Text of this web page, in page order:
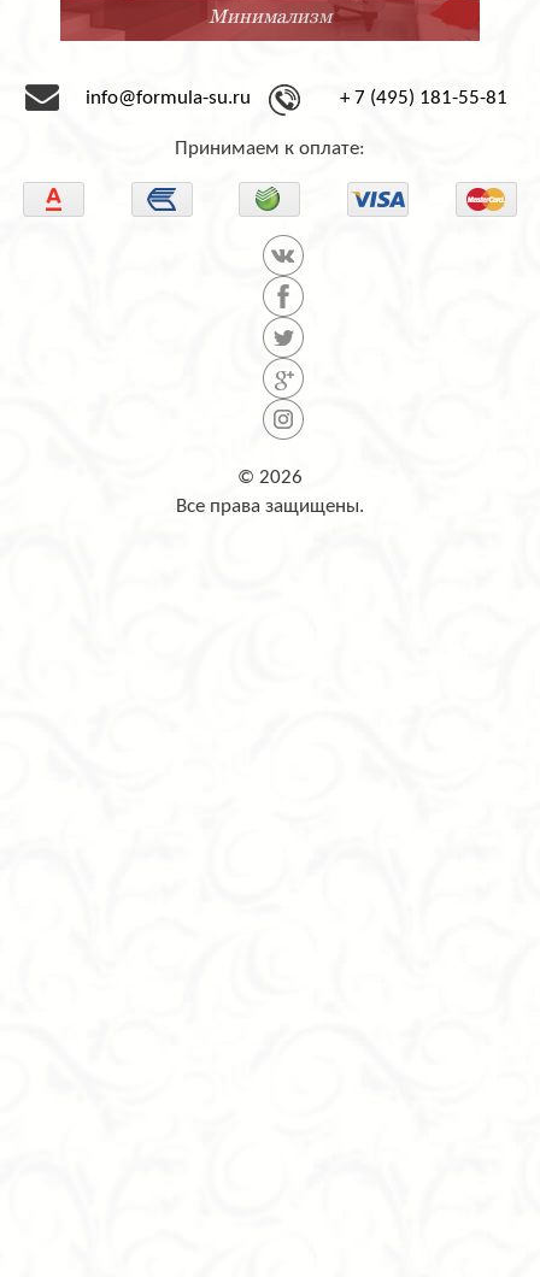
Минимализм
info@formula-su.ru + 7 (495) 181-55-81
Принимаем к оплате:
© 2026
Все права защищены.